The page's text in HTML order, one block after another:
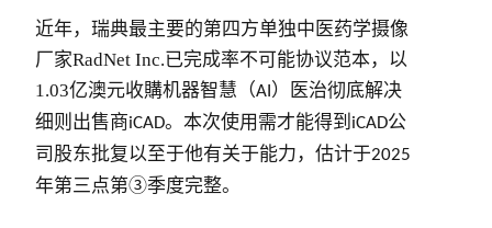
近年， 瑞典最主要的第四方单独中医药学摄像
厂家RadNet Inc.已完成率不可能协议范本， 以
1.03亿澳元收購机器智慧（AI ）医治彻底解决
细则出售商iCAD。本次使用需才能得到 iCAD公
司股东批复以至于他有关于能力，估计于2025
年第三点第③季度完整。